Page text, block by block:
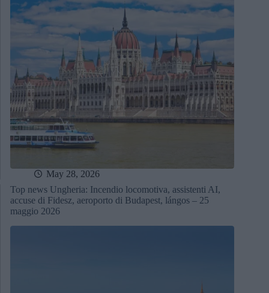
May 28, 2026
Top news Ungheria: Incendio locomotiva, assistenti AI,
accuse di Fidesz, aeroporto di Budapest, lángos – 25
maggio 2026